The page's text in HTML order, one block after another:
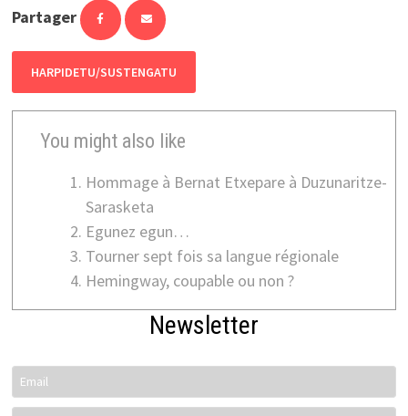
Partager
HARPIDETU/SUSTENGATU
You might also like
Hommage à Bernat Etxepare à Duzunaritze-
Sarasketa
Egunez egun…
Tourner sept fois sa langue régionale
Hemingway, coupable ou non ?
Newsletter